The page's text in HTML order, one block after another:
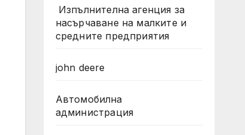
Изпълнителна агенция за
насърчаване на малките и
средните предприятия
john deere
Автомобилна
администрация